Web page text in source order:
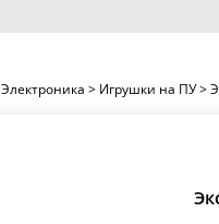
Электроника > Игрушки на ПУ>